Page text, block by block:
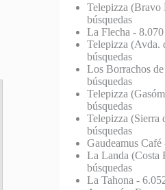
Telepizza
búsquedas
La Flecha - 8.070
Telepizza (Avda.
búsquedas
Los Borrachos
búsquedas
Telepizza
búsquedas
Telepizza (Sierra
búsquedas
Gaudeamus Café
La Landa (Costa
búsquedas
La Tahona -